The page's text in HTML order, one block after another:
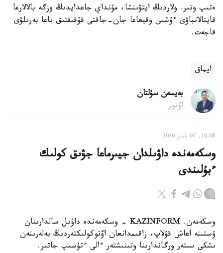
ەتىپ وتىر. ولاردىڭ ايتۋىنشا، مۇنداي جاعدايدىڭ وزگە بالالارعا
قايتالانباۋى ءۇشىن وقيعاعا جان-جاقتى قۇقىقتىق باعا بەرىلۋى
قاجەت.
ايماق
بەيسەن سۇلتان
اۆتور
10:08, 07 تامىز 2026
وسكەمەندە داۋىلدان جيىرماعا جۋىق كولىك
ءبۇلىندى
وسكەمەن. KAZINFORM - وسكەمەندە داۋىل سالدارىنان
ۇستىنە اعاش قۇلاپ، زاقىمدانعان اۆتوكولىكتەردىڭ يەلەرىنەن
ىشكى ىستەر ورگاندارىنا وتىنىشتەر ءالى ءتۇسىپ جاتىر.